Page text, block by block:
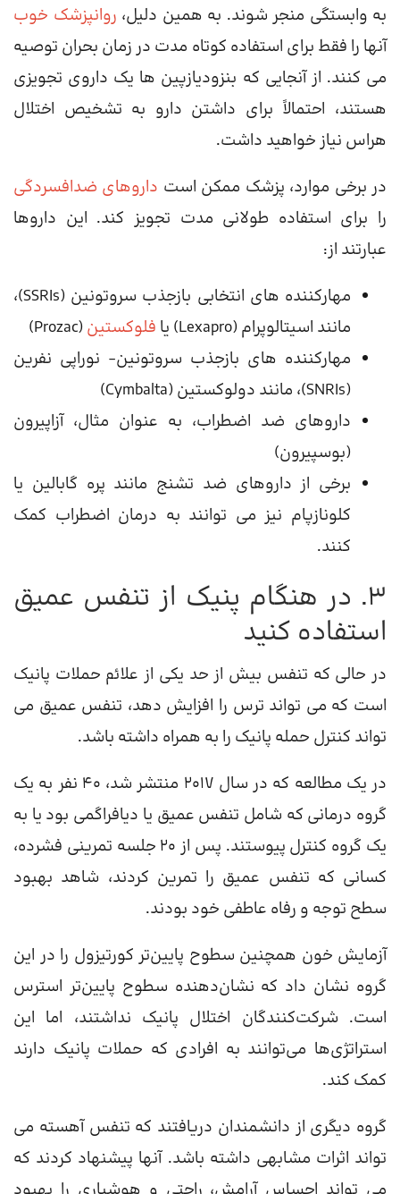
به وابستگی منجر شوند. به همین دلیل، روانپزشک خوب
آنها را فقط برای استفاده کوتاه مدت در زمان بحران توصیه
می کنند. از آنجایی که بنزودیازپین ها یک داروی تجویزی
هستند، احتمالاً برای داشتن دارو به تشخیص اختلال
هراس نیاز خواهید داشت.
در برخی موارد، پزشک ممکن است داروهای ضدافسردگی
را برای استفاده طولانی مدت تجویز کند. این داروها
عبارتند از:
مهارکننده های انتخابی بازجذب سروتونین (SSRIs)،
مانند اسیتالوپرام (Lexapro) یا
فلوکستین(Prozac)
مهارکننده های بازجذب سروتونین- نوراپی نفرین
(SNRIs)، مانند دولوکستین (Cymbalta)
داروهای ضد اضطراب، به عنوان مثال، آزاپیرون
(بوسپیرون)
برخی از داروهای ضد تشنج مانند پره گابالین یا
کلونازپام نیز می توانند به درمان اضطراب کمک
کنند.
3. در هنگام پنیک از تنفس عمیق
استفاده کنید
در حالی که تنفس بیش از حد یکی از علائم حملات پانیک
است که می تواند ترس را افزایش دهد، تنفس عمیق می
تواند کنترل حمله پانیک را به همراه داشته باشد.
در یک مطالعه که در سال 2017 منتشر شد، 40 نفر به یک
گروه درمانی که شامل تنفس عمیق یا دیافراگمی بود یا به
یک گروه کنترل پیوستند. پس از 20 جلسه تمرینی فشرده،
کسانی که تنفس عمیق را تمرین کردند، شاهد بهبود
سطح توجه و رفاه عاطفی خود بودند.
آزمایش خون همچنین سطوح پایین‌تر کورتیزول را در این
گروه نشان داد که نشان‌دهنده سطوح پایین‌تر استرس
است. شرکت‌کنندگان اختلال پانیک نداشتند، اما این
استراتژی‌ها می‌توانند به افرادی که حملات پانیک دارند
کمک کند.
گروه دیگری از دانشمندان دریافتند که تنفس آهسته می
تواند اثرات مشابهی داشته باشد. آنها پیشنهاد کردند که